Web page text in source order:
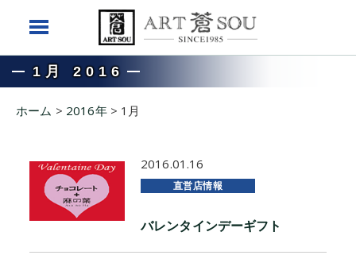
1月 2016
ホーム > 2016年> 1月
2016.01.16
直営店情報
バレンタインデーギフト